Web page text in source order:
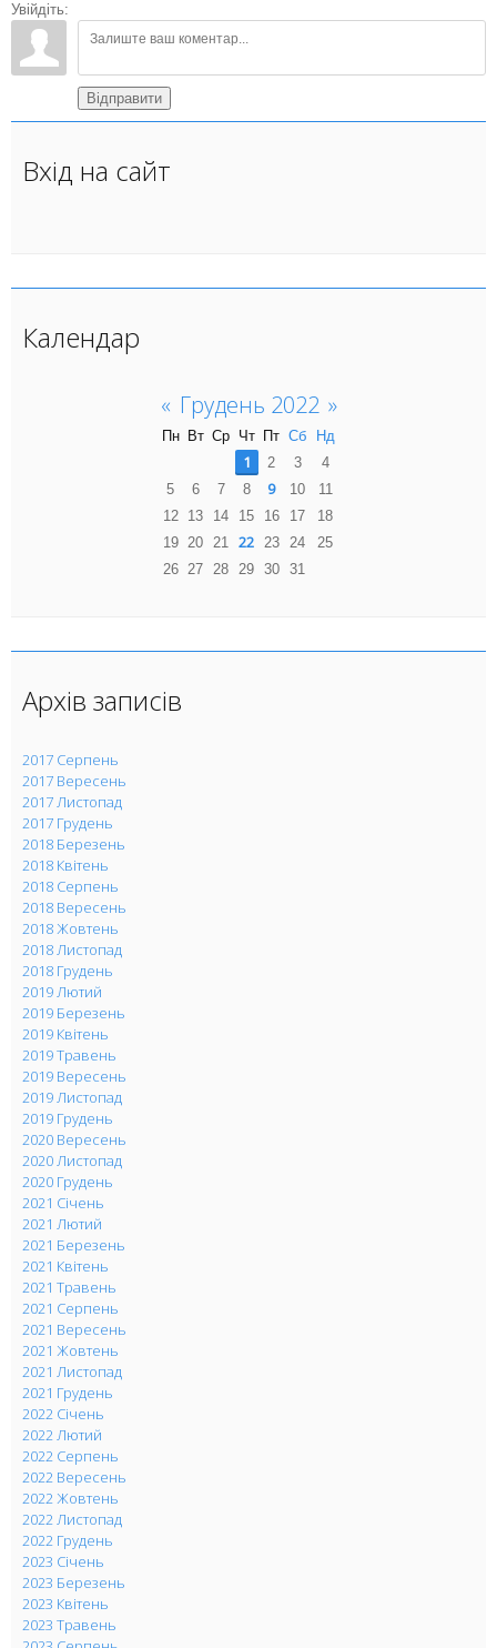
Увійдіть:
Відправити
Вхід на сайт
Календар
« Грудень 2022 »
Пн Вт Ср Чт Пт Сб Нд
1 2 3
4
5
6 7 8 9 10
11
12
13 14 15 16 17
18
19 20 21 22 23 24
25
26 27 28 29 30 31
Архів записів
2017 Серпень
2017 Вересень
2017 Листопад
2017 Грудень
2018 Березень
2018 Квітень
2018 Серпень
2018 Вересень
2018 Жовтень
2018 Листопад
2018 Грудень
2019 Лютий
2019 Березень
2019 Квітень
2019 Травень
2019 Вересень
2019 Листопад
2019 Грудень
2020 Вересень
2020 Листопад
2020 Грудень
2021 Січень
2021 Лютий
2021 Березень
2021 Квітень
2021 Травень
2021 Серпень
2021 Вересень
2021 Жовтень
2021 Листопад
2021 Грудень
2022 Січень
2022 Лютий
2022 Серпень
2022 Вересень
2022 Жовтень
2022 Листопад
2022 Грудень
2023 Січень
2023 Березень
2023 Квітень
2023 Травень